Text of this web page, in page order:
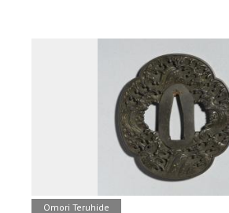
Omori Teruhide